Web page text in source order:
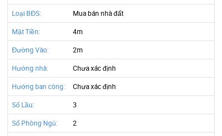
Loại BĐS: Mua bán nhà đất
Mặt Tiền: 4m
Đường Vào: 2m
Hướng nhà: Chưa xác định
Hướng ban công: Chưa xác định
Số Lầu: 3
Số Phòng Ngủ: 2